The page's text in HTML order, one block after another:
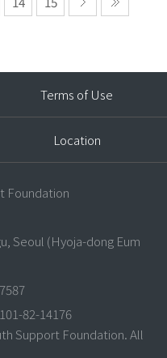
Terms of Use
Location
Foundation
Seoul (Hyoja-dong Eum
82-14176
Support Foundation. All